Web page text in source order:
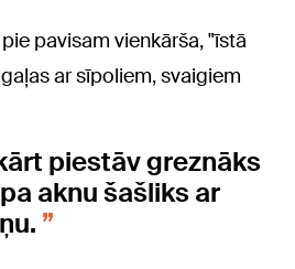
pavisam vienkārša, "īstā
ar sīpoliem, svaigiem
piestāv greznāks
aknu šašliks ar